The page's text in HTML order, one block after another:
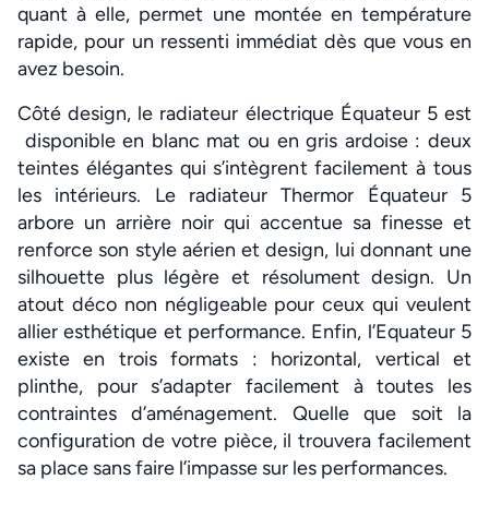
quant à elle, permet une montée en température
rapide, pour un ressenti immédiat dès que vous en
avez besoin.
Côté design, le radiateur électrique Équateur 5 est
disponible en blanc mat ou en gris ardoise : deux
teintes élégantes qui s’intègrent facilement à tous
les intérieurs. Le radiateur Thermor Équateur 5
arbore un arrière noir qui accentue sa finesse et
renforce son style aérien et design, lui donnant une
silhouette plus légère et résolument design. Un
atout déco non négligeable pour ceux qui veulent
allier esthétique et performance. Enfin, l’Equateur 5
existe en trois formats : horizontal, vertical et
plinthe, pour s’adapter facilement à toutes les
contraintes d’aménagement. Quelle que soit la
configuration de votre pièce, il trouvera facilement
sa place sans faire l’impasse sur les performances.